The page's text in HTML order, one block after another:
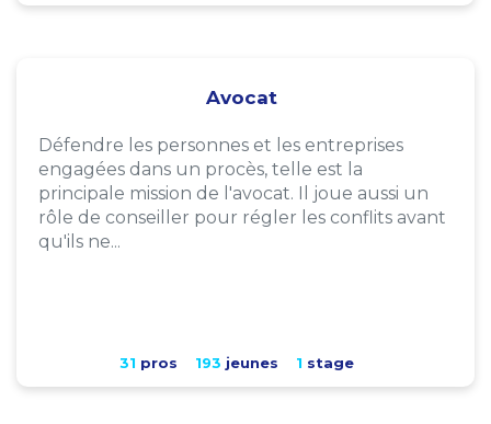
Avocat
Défendre les personnes et les entreprises
engagées dans un procès, telle est la
principale mission de l'avocat. Il joue aussi un
rôle de conseiller pour régler les conflits avant
qu'ils ne...
31 pros 193 jeunes 1 stage